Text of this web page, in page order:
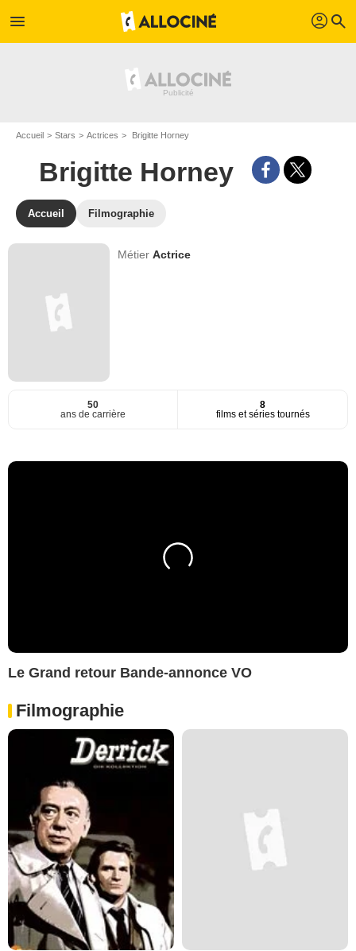
menu profil search
Accueil Stars Actrices Brigitte Horney
Brigitte Horney
Accueil Filmographie
MétierActrice
50
ans de carrière
8
films et séries tournés
Le Grand retour Bande-annonce VO
Filmographie